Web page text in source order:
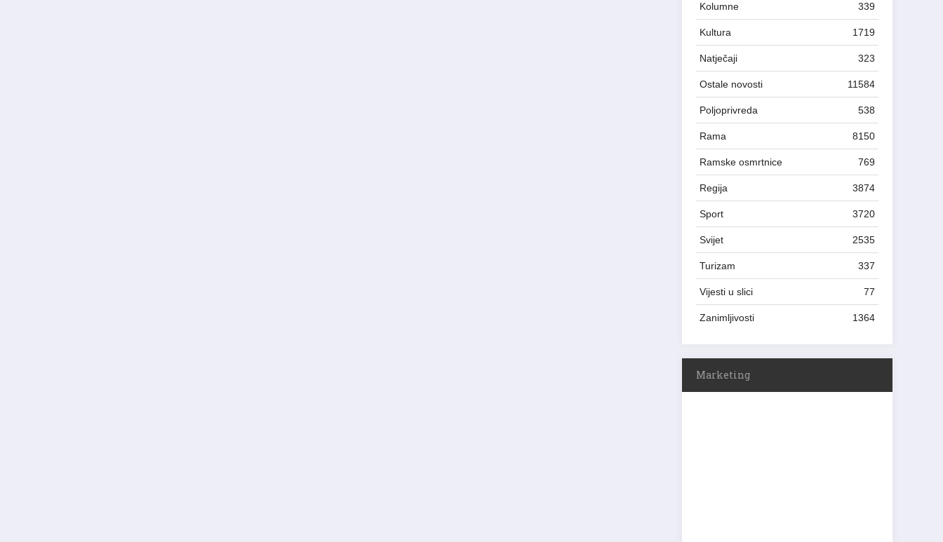
Kolumne 339
Kultura 1719
Natječaji 323
Ostale novosti 11584
Poljoprivreda 538
Rama 8150
Ramske osmrtnice 769
Regija 3874
Sport 3720
Svijet 2535
Turizam 337
Vijesti u slici 77
Zanimljivosti 1364
Marketing